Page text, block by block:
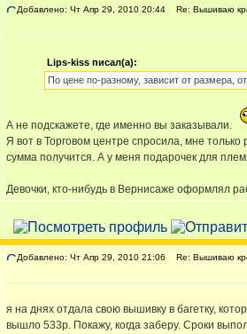
Добавлено: Чт Апр 29, 2010 20:44 Re: Вышиваю
Lips-kiss писал(а):
По цене по-разному, зависит от размера,
А не подскажете, где именно вы заказывали.
Я вот в Торговом центре спросила, мне
сумма получится. А у меня подарочек для
Девочки, кто-нибудь в Вернисаже оформлял
Добавлено: Чт Апр 29, 2010 21:06 Re: Вышиваю
я на днях отдала свою вышивку в багетку,
вышло 533р. Покажу, когда заберу. Сроки